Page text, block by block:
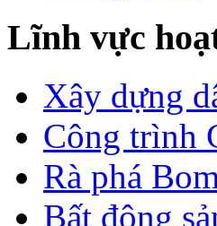
Lĩnh vực
Xây dựng
Công trình
Rà phá
Bất động